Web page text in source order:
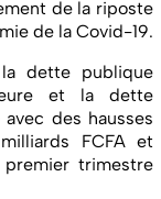
de la riposte
de la Covid-19.
dette publique
et la dette
des hausses
FCFA et
premier trimestre